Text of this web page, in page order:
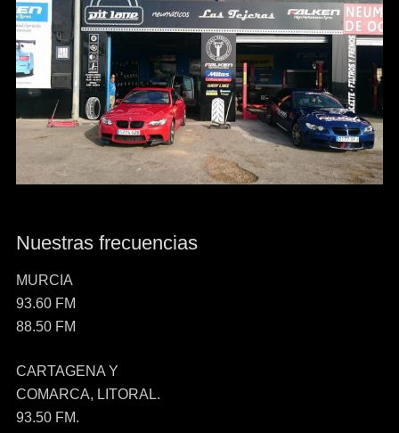
Nuestras frecuencias
MURCIA
93.60 FM
88.50 FM
CARTAGENA Y
COMARCA, LITORAL.
93.50 FM.